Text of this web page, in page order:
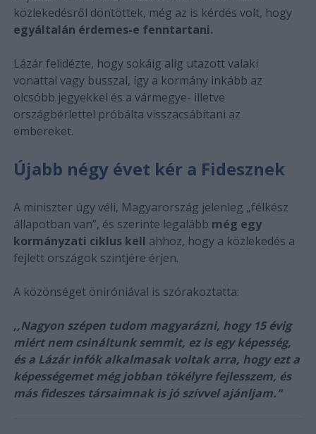
közlekedésről döntöttek, még az is kérdés volt, hogy
egyáltalán érdemes-e fenntartani.
Lázár felidézte, hogy sokáig alig utazott valaki
vonattal vagy busszal, így a kormány inkább az
olcsóbb jegyekkel és a vármegye- illetve
országbérlettel próbálta visszacsábítani az
embereket.
Újabb négy évet kér a Fidesznek
A miniszter úgy véli, Magyarország jelenleg „félkész
állapotban van”, és szerinte legalább még egy
kormányzati ciklus kell ahhoz, hogy a közlekedés a
fejlett országok szintjére érjen.
A közönséget öniróniával is szórakoztatta:
,,Nagyon szépen tudom magyarázni, hogy 15 évig
miért nem csináltunk semmit, ez is egy képesség,
és a Lázár infók alkalmasak voltak arra, hogy ezt a
képességemet még jobban tökélyre fejlesszem, és
más fideszes társaimnak is jó szívvel ajánljam."